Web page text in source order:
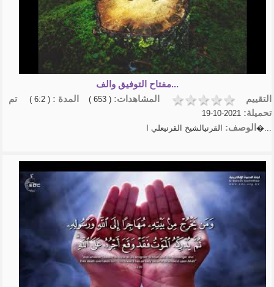
مفتاح التوفيق والف...
التقييم
المشاهدات: ( 653 ) المدة : ( 6:2 )
تم
تحميلة: 2021-10-19
الوصف: القرنيالشيخ القرنيعلي ا�...